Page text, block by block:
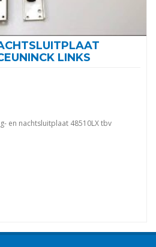
LINKS
en nachtsluitplaat 48510LX tbv